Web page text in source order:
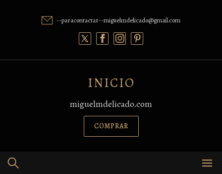
--paracontactar--miguelmdelicado@gmail.com
INICIO
miguelmdelicado.com
COMPRAR